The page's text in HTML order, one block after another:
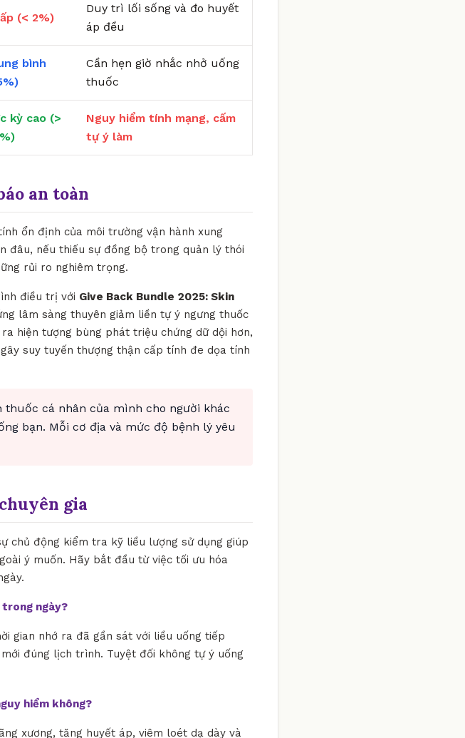
(< 2%)
Duy trì lối sống và đo huyết
áp đều
bình
Cần hẹn giờ nhắc nhở uống
thuốc
kỳ cao (>
Nguy hiểm tính mạng, cấm
tự ý làm
an toàn
ổn định của môi trường vận hành xung
đâu, nếu thiếu sự đồng bộ trong quản lý thói
rủi ro nghiêm trọng.
điều trị với Give Back Bundle 2025: Skin
lâm sàng thuyên giảm liền tự ý ngưng thuốc
hiện tượng bùng phát triệu chứng dữ dội hơn,
suy tuyến thượng thận cấp tính đe dọa tính
thuốc cá nhân của mình cho người khác
bạn. Mỗi cơ địa và mức độ bệnh lý yêu
gia
chủ động kiểm tra kỹ liều lượng sử dụng giúp
ý muốn. Hãy bắt đầu từ việc tối ưu hóa
trong ngày?
gian nhớ ra đã gần sát với liều uống tiếp
đúng lịch trình. Tuyệt đối không tự ý uống
hiểm không?
xương, tăng huyết áp, viêm loét dạ dày và